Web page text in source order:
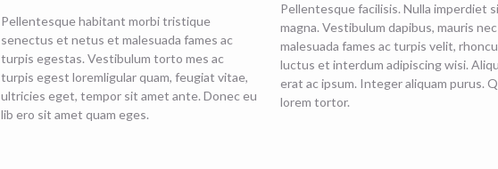
Pellentesque habitant morbi tristique
senectus et netus et malesuada fames ac
turpis egestas. Vestibulum torto mes ac
turpis egest loremligular quam, feugiat vitae,
ultricies eget, tempor sit amet ante. Donec eu
lib ero sit amet quam eges.
Pellentesque facilisis. Nulla imperdiet
magna. Vestibulum dapibus, mauris nec
malesuada fames ac turpis velit,
luctus et interdum adipiscing wisi.
erat ac ipsum. Integer aliquam purus.
lorem tortor.